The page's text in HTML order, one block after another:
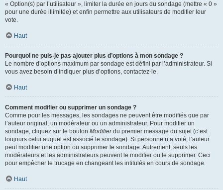
« Option(s) par l’utilisateur », limiter la durée en jours du sondage (mettre « 0 »
pour une durée illimitée) et enfin permettre aux utilisateurs de modifier leur
vote.
Haut
Pourquoi ne puis-je pas ajouter plus d’options à mon sondage ?
Le nombre d’options maximum par sondage est défini par l’administrateur. Si
vous avez besoin d’indiquer plus d’options, contactez-le.
Haut
Comment modifier ou supprimer un sondage ?
Comme pour les messages, les sondages ne peuvent être modifiés que par
l’auteur original, un modérateur ou un administrateur. Pour modifier un
sondage, cliquez sur le bouton Modifierdu premier message du sujet (c’est
toujours celui auquel est associé le sondage). Si personne n’a voté, l’auteur
peut modifier une option ou supprimer le sondage. Autrement, seuls les
modérateurs et les administrateurs peuvent le modifier ou le supprimer. Ceci
pour empêcher le trucage en changeant les intitulés en cours de sondage.
Haut